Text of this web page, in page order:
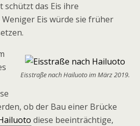
das Eis ihre
Eis würde sie früher
Eisstraße nach Hailuoto im März 2019.
ob der Bau einer Brücke
diese beeinträchtige,